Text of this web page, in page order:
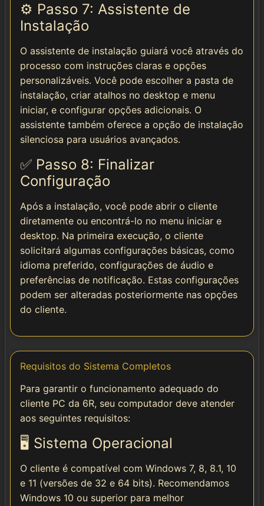
⚙️ Passo 7: Assistente de
Instalação
O assistente de instalação guiará você através do
processo com instruções claras e opções
personalizáveis. Você pode escolher a pasta de
instalação, criar atalhos no desktop e menu
iniciar, e configurar opções adicionais. O
assistente também oferece a opção de instalação
silenciosa para usuários avançados.
✅ Passo 8: Finalizar
Configuração
Após a instalação, você pode abrir o cliente
diretamente ou encontrá-lo no menu iniciar e
desktop. Na primeira execução, o cliente
solicitará algumas configurações básicas, como
idioma preferido, configurações de áudio e
preferências de notificação. Estas configurações
podem ser alteradas posteriormente nas opções
do cliente.
Requisitos do Sistema Completos
Para garantir o funcionamento adequado do
cliente PC da 6R, seu computador deve atender
aos seguintes requisitos:
🖥️ Sistema Operacional
O cliente é compatível com Windows 7, 8, 8.1, 10
e 11 (versões de 32 e 64 bits). Recomendamos
Windows 10 ou superior para melhor